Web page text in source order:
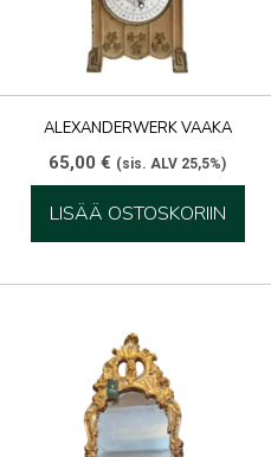
ALEXANDERWERK VAAKA
65,00€ (sis. ALV 25,5%)
LISÄÄ OSTOSKORIIN